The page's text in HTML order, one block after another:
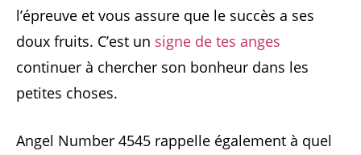
l’épreuve et vous assure que le succès a ses
doux fruits. C’est un signe de tes anges
continuer à chercher son bonheur dans les
petites choses.
Angel Number 4545 rappelle également à quel